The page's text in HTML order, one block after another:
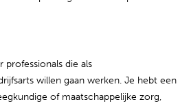
professionals die als
willen gaan werken. Je hebt een
of maatschappelijke zorg,